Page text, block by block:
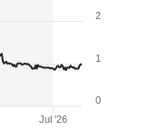
Jul '26
0
1
2